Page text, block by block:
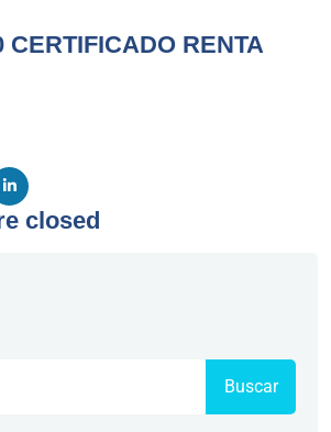
CERTIFICADO RENTA
closed
Buscar